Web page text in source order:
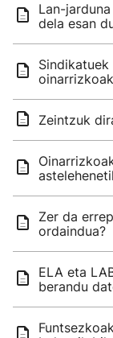
Lan-
dela esan
Zeintzuk
Zer da
ordaindua?
ELA eta
berandu